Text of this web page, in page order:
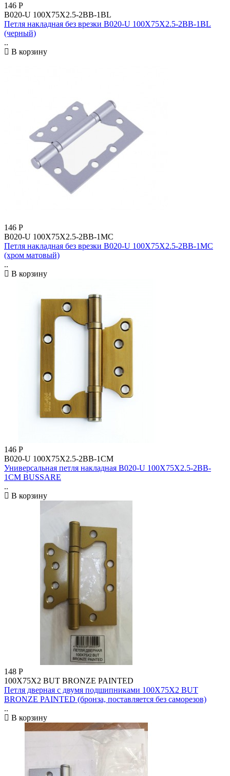
146 Р
B020-U 100X75X2.5-2BB-1BL
Петля накладная без врезки B020-U 100X75X2.5-2BB-1BL
(черный)
..
В корзину
146 Р
B020-U 100X75X2.5-2BB-1MC
Петля накладная без врезки B020-U 100X75X2.5-2BB-1MC
(хром матовый)
..
В корзину
146 Р
B020-U 100X75X2.5-2BB-1CM
Универсальная петля накладная B020-U 100X75X2.5-2BB-
1CM BUSSARE
..
В корзину
148 Р
100X75X2 BUT BRONZE PAINTED
Петля дверная с двумя подшипниками 100X75X2 BUT
BRONZE PAINTED (бронза, поставляется без саморезов)
..
В корзину